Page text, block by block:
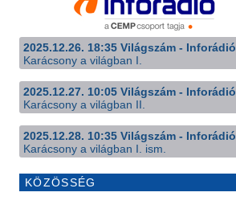
2025.12.26. 18:35 Világszám - Inforádió
Karácsony a világban I.
2025.12.27. 10:05 Világszám - Inforádió
Karácsony a világban II.
2025.12.28. 10:35 Világszám - Inforádió
Karácsony a világban I. ism.
KÖZÖSSÉG